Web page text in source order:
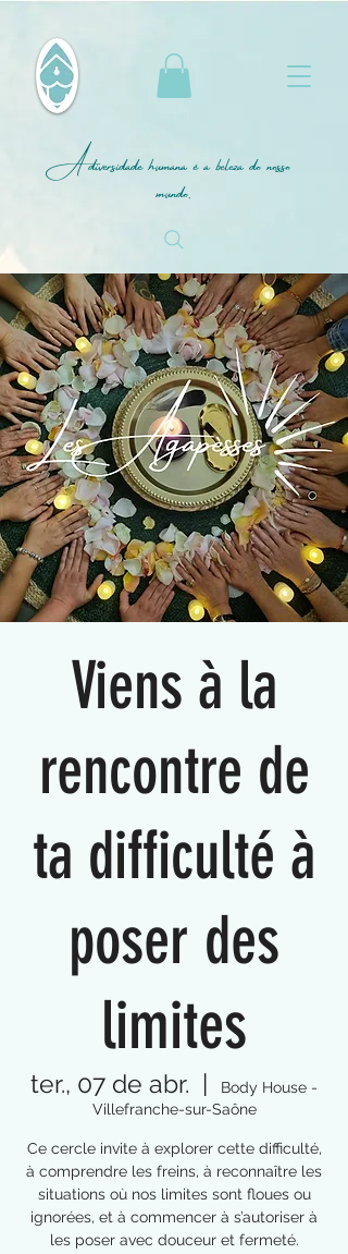
A diversidade humana é a beleza do nosso
mundo.
Viens à la
rencontre de
ta difficulté à
poser des
limites
ter., 07 de abr.
  |
Body House -
Villefranche-sur-Saône
Ce cercle invite à explorer cette difficulté,
à comprendre les freins, à reconnaître les
situations où nos limites sont floues ou
ignorées, et à commencer à s’autoriser à
les poser avec douceur et fermeté.